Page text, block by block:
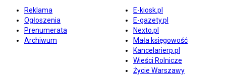
Reklama
Ogłoszenia
Prenumerata
Archiwum
E-kiosk.pl
E-gazety.pl
Nexto.pl
Mała księgowość
Kancelarierp.pl
Wieści Rolnicze
Życie Warszawy